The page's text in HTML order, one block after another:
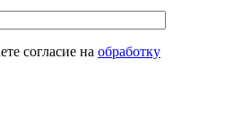
согласие на обработку